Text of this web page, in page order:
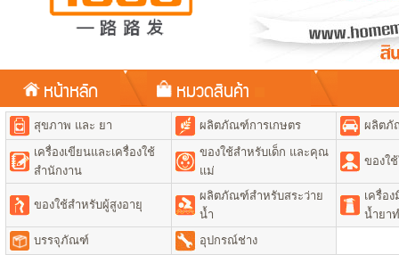
หน้าหลัก หมวดสินค้า
สุขภาพ และ ยา ผลิตภัณฑ์การเกษตร
ผลิตภั
เครื่องเขียนและเครื่องใช้
สำนักงาน
ของใช้สำหรับเด็ก และคุณ
แม่
ของใ
ของใช้สำหรับผู้สูงอายุ
ผลิตภัณฑ์สำหรับสระว่าย
น้ำ
เครื่อ
น้ำยา
บรรจุภัณฑ์
อุปกรณ์ช่าง